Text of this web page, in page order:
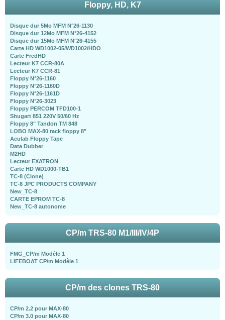
Floppy, HD, K7
Disque dur 5Mo MFM N°26-1130
Disque dur 12Mo MFM N°26-4152
Disque dur 15Mo MFM N°26-4155
Carte HD WD1002-05/WD1002/HDO
Carte FredHD
Lecteur K7 CCR-80A
Lecteur K7 CCR-81
Floppy N°26-1160
Floppy N°26-1160D
Floppy N°26-1161D
Floppy N°26-3023
Floppy PERCOM TFD100-1
Shugart 851 220V 50/60 Hz
Floppy 8" Tandon TM 848
LOBO MAX-80 rack floppy 8"
Aculab Floppy Tape
Data Dubber
M2HD
Lecteur EXATRON
Carte HD WD1000-TB1
TC-8 (Clone)
TC-8 JPC PRODUCTS COMPANY
New_TC-8
CARTE EPROM TC-8
New_TC-8 autonome
CP/m TRS-80 M1/III/IV/4P
FMG_CP/m Modèle 1
LIFEBOAT CP/m Modèle 1
CP/m des clones TRS-80
CP/m 2.2 pour MAX-80
CP/m 3.0 pour MAX-80